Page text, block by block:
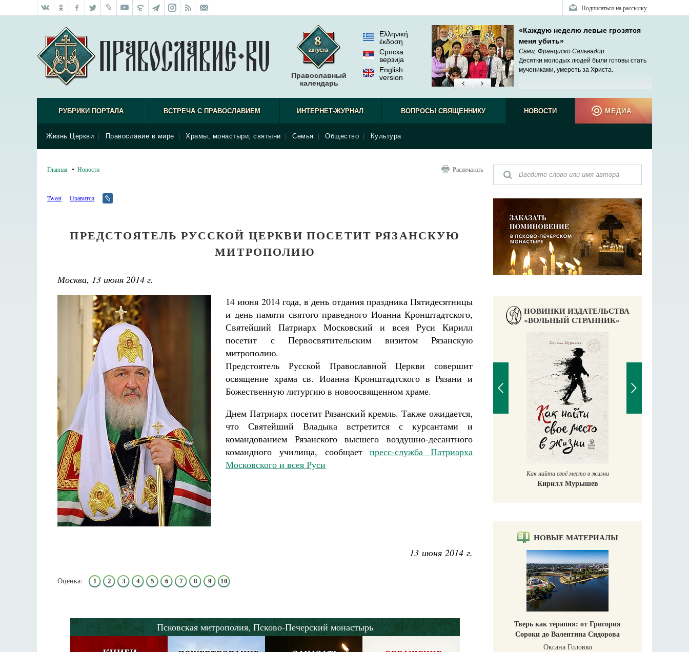
Подписаться на рассылку
Православный
календарь
Ελληνική
έκδοση
Српска
верзиjа
English
version
«Каждую неделю левые грозятся
меня убить»
Свящ. Франциско Сальвадор
Десятки молодых людей были готовы стать
мучениками, умереть за Христа.
РУБРИКИ ПОРТАЛА ВСТРЕЧА С ПРАВОСЛАВИЕМ ИНТЕРНЕТ-ЖУРНАЛ ВОПРОСЫ СВЯЩЕННИКУ НОВОСТИ
Жизнь Церкви Православие в мире Храмы, монастыри, святыни Семья Общество Культура
МЕДИА
Главная Новости Распечатать
Tweet Нравится
ПРЕДСТОЯТЕЛЬ РУССКОЙ ЦЕРКВИ ПОСЕТИТ РЯЗАНСКУЮ
МИТРОПОЛИЮ
Москва, 13 июня 2014 г.
14 июня 2014 года, в день отдания праздника Пятидесятницы
и день памяти святого праведного Иоанна Кронштадтского,
Святейший Патриарх Московский и всея Руси Кирилл
посетит с Первосвятительским визитом Рязанскую
митрополию.
Предстоятель Русской Православной Церкви совершит
освящение храма св. Иоанна Кронштадтского в Рязани и
Божественную литургию в новоосвященном храме.
Днем Патриарх посетит Рязанский кремль. Также ожидается,
что Святейший Владыка встретится с курсантами и
командованием Рязанского высшего воздушно-десантного
командного училища, сообщаетпресс-служба Патриарха
Московского и всея Руси
13 июня 2014 г.
Оценка: 1 2 3 4 5 6 7 8 9 10
Псковская митрополия, Псково-Печерский монастырь
НОВИНКИ ИЗДАТЕЛЬСТВА
«ВОЛЬНЫЙ СТРАННИК»
Как найти своё место в жизни
Кирилл Мурышев
НОВЫЕ МАТЕРИАЛЫ
Тверь как терапия: от Григория
Сороки до Валентина Сидорова
Оксана Головко